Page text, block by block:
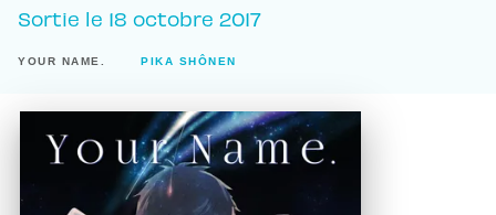
Sortie le 18 octobre 2017
YOUR NAME. PIKA SHÔNEN